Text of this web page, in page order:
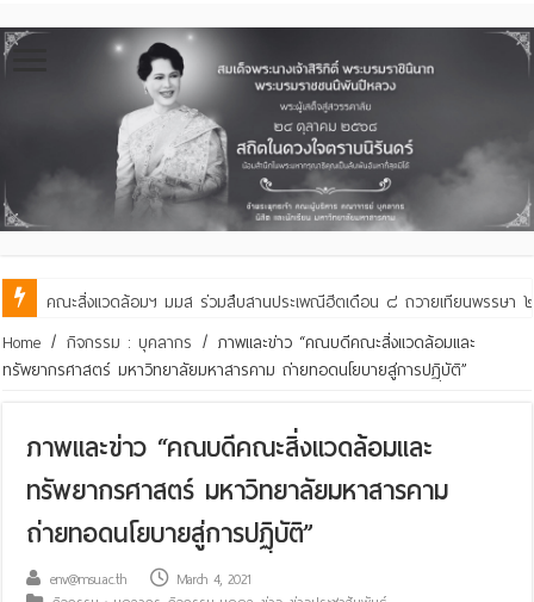
คณะสิ่งแวดล้อมฯ มมส ร่วมสืบสานประเพณีฮีตเดือน ๘ ถวายเทียนพรรษา ๒
คณะสิ่งแวดล้อมฯ มมส ร่วมต้อนรับและแลกเปลี่ยนเรียนรู้กับบัณฑิตวิทยาลัย ใน
Home / กิจกรรม : บุคลากร / ภาพและข่าว “คณบดีคณะสิ่งแวดล้อมและ
ทรัพยากรศาสตร์ มหาวิทยาลัยมหาสารคาม ถ่ายทอดนโยบายสู่การปฏฺิบัติ”
ภาพและข่าว “คณบดีคณะสิ่งแวดล้อมและ
ทรัพยากรศาสตร์ มหาวิทยาลัยมหาสารคาม
ถ่ายทอดนโยบายสู่การปฏฺิบัติ”
env@msu.ac.th
March 4, 2021